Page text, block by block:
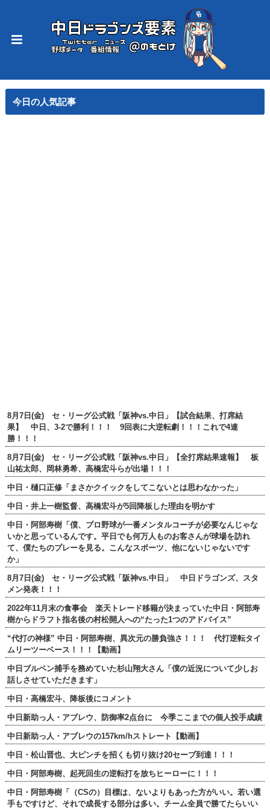
今日の人気記事
8月7日(金) セ・リーグ公式戦「阪神vs.中日」【試合結果、打席結
果】 中日、3-2で勝利！！！ 9回表に大逆転劇！！！これで4連
勝！！！
8月7日(金) セ・リーグ公式戦「阪神vs.中日」【全打席結果速報】 板
山祐太郎、岡林勇希、高橋宏斗らが出場！！！
中日・樋口正修「まさかクイックをしてこないとは思わなかった」
中日・井上一樹監督、高橋宏斗が5回降板した理由を明かす
中日・阿部寿樹「僕、プロ野球が一番メンタルコーチが必要なんじゃな
いかと思っているんです。平日でも何万人ものお客さんが球場を訪れ
て、僕たちのプレーを見る。こんなスポーツ、他にないじゃないです
か」
8月7日(金) セ・リーグ公式戦「阪神vs.中日」 中日ドラゴンズ、スタ
メン発表！！！
2022年11月末の食事会 楽天トレード移籍が決まっていた中日・阿部寿
樹からドラフト指名後の村松開人への“たった1つのアドバイス”
“代打の神様” 中日・阿部寿樹、異次元の勝負強さ！！！ 代打逆転タイ
ムリーツーベース！！！【動画】
中日ブルペン捕手を務めていた杉山翔大さん「僕の近況について少しお
話しさせていただきます」
中日・高橋宏斗、降板後にコメント
中日新助っ人・アブレウ、防御率2点台に 今季ここまでの個人投手成績
中日新助っ人・アブレウの157km/hストレート【動画】
中日・松山晋也、大ピンチを招くも切り抜け20セーブ到達！！！
中日・阿部寿樹、起死回生の逆転打を放ちヒーローに！！！
中日・阿部寿樹「（CSの）目標は、ないよりもあった方がいい。若い選
手もですけど、それで成長する部分は多い。チーム全員で勝てたらいい